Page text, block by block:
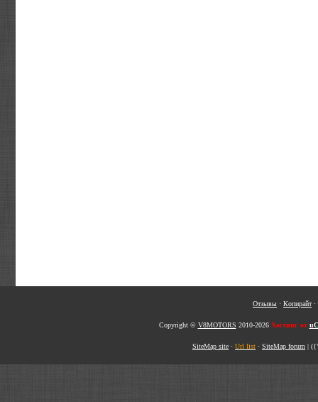
Отзывы · Копирайт·
Copyright © V8MOTORS 2010-2026 Хостинг от
SiteMap site · Url list · SiteMap forum |